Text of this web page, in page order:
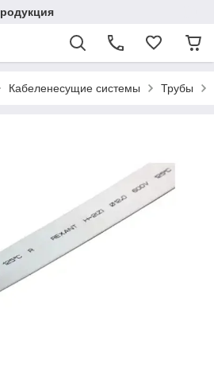
Кабеленесущие системы Трубы